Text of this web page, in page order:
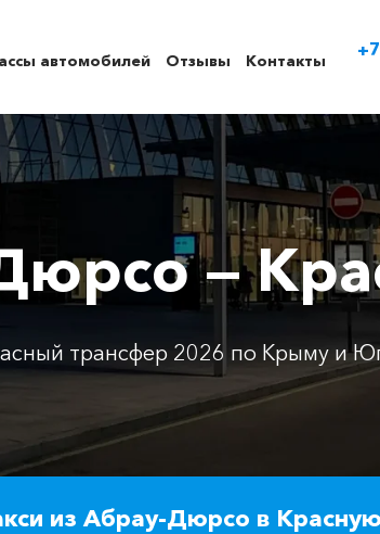
автомобилей Отзывы Контакты
—
трансфер 2026 по Крыму и
из Абрау-Дюрсо в